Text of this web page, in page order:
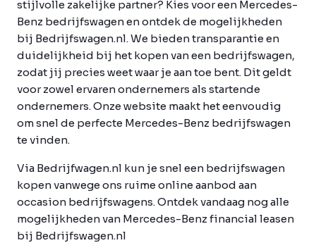
stijlvolle zakelijke partner? Kies voor een Mercedes-
Benz bedrijfswagen en ontdek de mogelijkheden
bij Bedrijfswagen.nl. We bieden transparantie en
duidelijkheid bij het kopen van een bedrijfswagen,
zodat jij precies weet waar je aan toe bent. Dit geldt
voor zowel ervaren ondernemers als startende
ondernemers. Onze website maakt het eenvoudig
om snel de perfecte Mercedes-Benz bedrijfswagen
te vinden.
Via Bedrijfwagen.nl kun je snel een bedrijfswagen
kopen vanwege ons ruime online aanbod aan
occasion bedrijfswagens. Ontdek vandaag nog alle
mogelijkheden van Mercedes-Benz financial leasen
bij Bedrijfswagen.nl